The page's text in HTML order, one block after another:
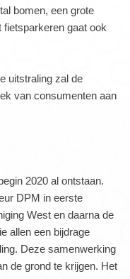
bomen, een grote
fietsparkeren gaat ook
uitstraling zal de
van consumenten aan
2020 al ontstaan.
DPM in eerste
West en daarna de
allen een bijdrage
Deze samenwerking
de grond te krijgen. Het